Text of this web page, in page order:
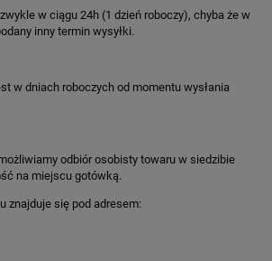
w ciągu 24h (1 dzień roboczy), chyba że w
inny termin wysyłki.
w dniach roboczych od momentu wysłania
odbiór osobisty towaru w siedzibie
na miejscu gotówką.
znajduje się pod adresem: